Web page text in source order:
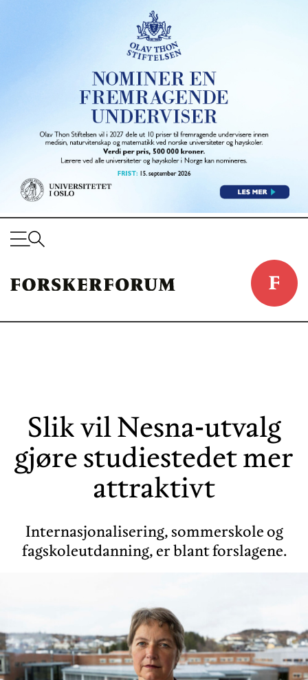
Slik vil Nesna-utvalg
gjøre studiestedet mer
attraktivt
Internasjonalisering, sommerskole og
fagskoleutdanning, er blant forslagene.